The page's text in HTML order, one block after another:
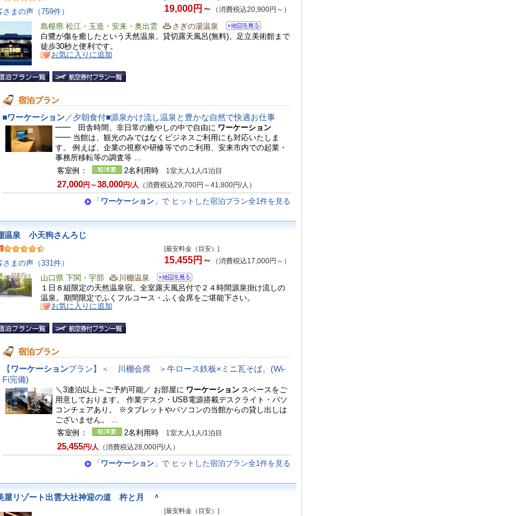
さまの声（759件） 19,000円～ （消費税込20,900円～）
島根県 松江・玉造・安来・奥出雲
さぎの湯温泉
白鷺が傷を癒したという天然温泉、貸切露天風呂(無料)。足立美術館まで
徒歩30秒と便利です。
お気に入りに追加
宿泊プラン
■ワーケーション／夕朝食付■源泉かけ流し温泉と豊かな自然で快適お仕事
━━ 田舎時間、非日常の癒やしの中で自由に ワーケーション
━━ 当館は、観光のみではなくビジネスご利用にも対応いたしま
す。 例えば、企業の視察や研修等でのご利用、安来市内での起業・
事務所移転等の調査等 ...
客室例：
2名利用時 1室大人1人/1泊目
27,000円～38,000円/人 （消費税込29,700円～41,800円/人）
「ワーケーション 」で ヒットした宿泊プラン全1件を見る
温泉 小天狗さんろじ
さまの声（331件）
[最安料金（目安）]
15,455円～ （消費税込17,000円～）
山口県 下関・宇部
川棚温泉
１日８組限定の天然温泉宿。全室露天風呂付で２４時間源泉掛け流しの
温泉。期間限定でふくフルコース・ふく会席をご堪能下さい。
お気に入りに追加
宿泊プラン
【ワーケーションプラン】＜ 川棚会席 ＞牛ロース鉄板×ミニ瓦そば。(Wi-
Fi完備)
＼3連泊以上～ご予約可能／ お部屋に ワーケーション スペースをご
用意しております。 作業デスク・USB電源搭載デスクライト・パソ
コンチェアあり。 ※タブレットやパソコンの当館からの貸し出しは
ございません。 ...
客室例：
2名利用時 1室大人1人/1泊目
25,455円/人 （消費税込28,000円/人）
「ワーケーション 」で ヒットした宿泊プラン全1件を見る
屋リゾート出雲大社神迎の道 杵と月 ＾
[最安料金（目安）]